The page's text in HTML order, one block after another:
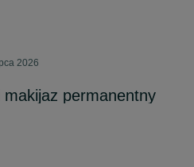
2026
permanentny